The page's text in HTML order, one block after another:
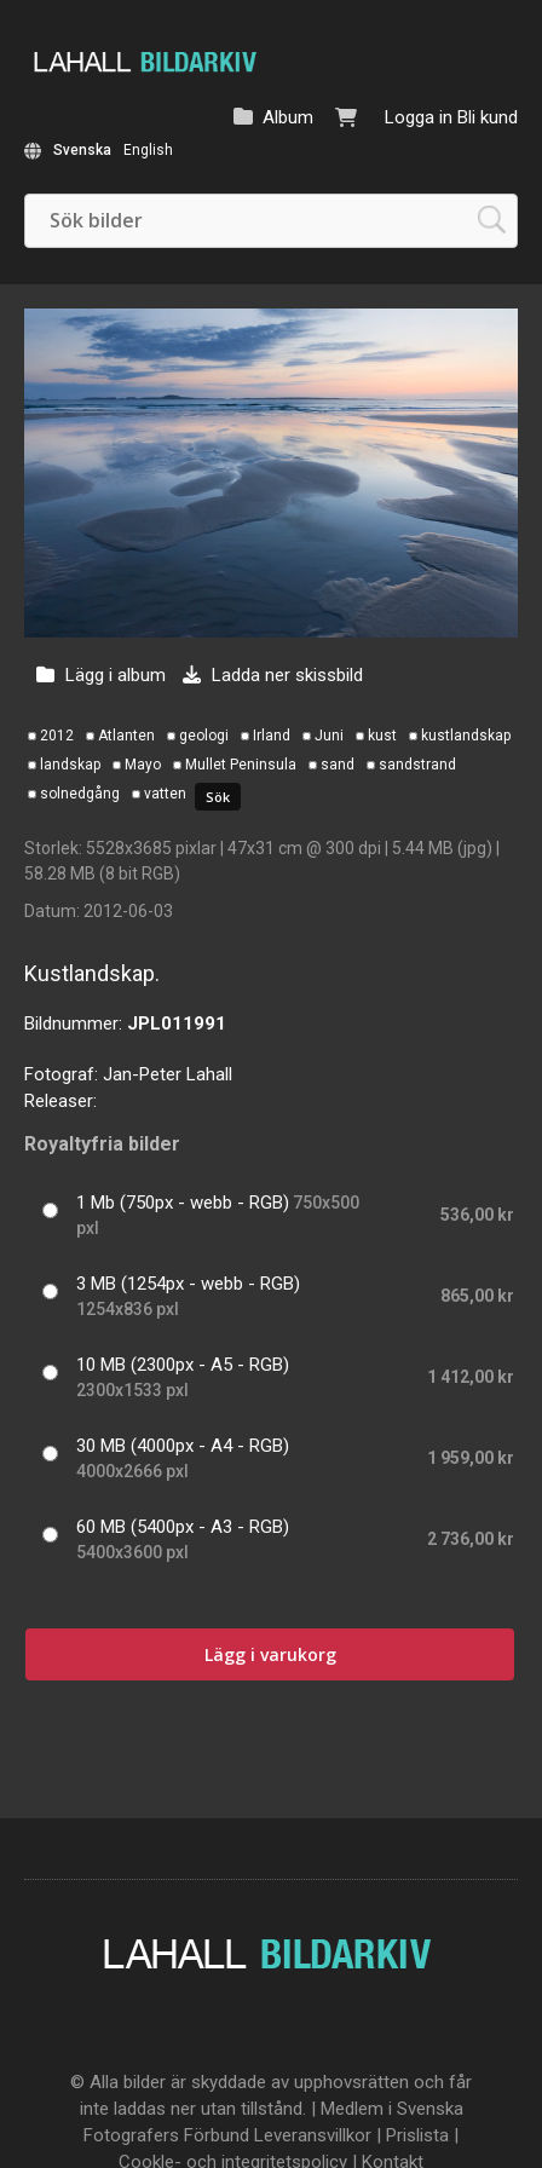
Logga in Bli kund
Album
Svenska English
Lägg i album Ladda ner skissbild
2012 Atlanten geologi Irland Juni kust
kustlandskap
landskap
Mayo Mullet Peninsula sand
sandstrand
solnedgång
vatten
Storlek: 5528x3685 pixlar | 47x31 cm @ 300 dpi | 5.44 MB (jpg) |
58.28 MB (8 bit RGB)
Datum: 2012-06-03
Kustlandskap.
Bildnummer: JPL011991
Fotograf: Jan-Peter Lahall
Releaser:
Royaltyfria bilder
1 Mb (750px - webb - RGB) 750x500
pxl
536,00 kr
3 MB (1254px - webb - RGB)
1254x836 pxl
865,00 kr
10 MB (2300px - A5 - RGB)
2300x1533 pxl
1 412,00 kr
30 MB (4000px - A4 - RGB)
4000x2666 pxl
1 959,00 kr
60 MB (5400px - A3 - RGB)
5400x3600 pxl
2 736,00 kr
Lägg i varukorg
© Alla bilder är skyddade av upphovsrätten och får
inte laddas ner utan tillstånd. | Medlem i Svenska
Fotografers Förbund Leveransvillkor | Prislista |
Cookle- och integritetspolicy | Kontakt